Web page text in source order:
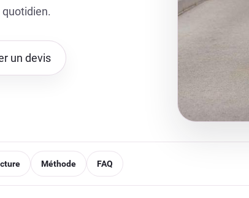
un devis
Méthode FAQ